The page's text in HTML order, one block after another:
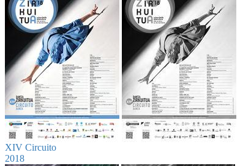
XIV Circuito
2018